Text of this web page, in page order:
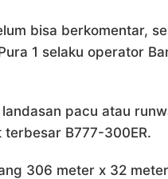
bisa berkomentar,
1 selaku operator
pacu atau
B777-300ER.
306 meter x 32